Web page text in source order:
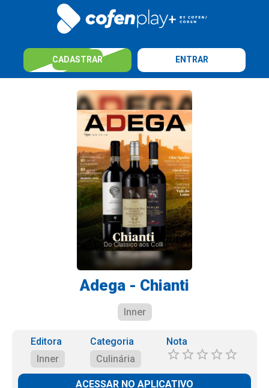
CADASTRAR ENTRAR
Adega - Chianti
Inner
Editora
Inner
Categoria
Culinária
Nota
ACESSAR NO APLICATIVO